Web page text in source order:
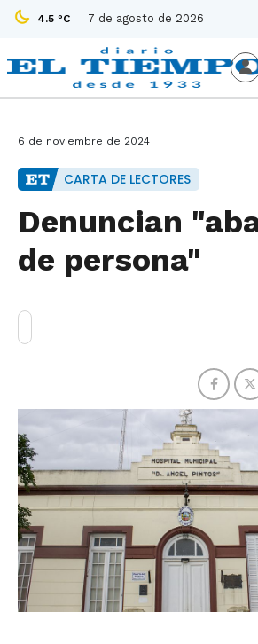
4.5 ºC 7 de agosto de 2026
6 de noviembre de 2024
CARTA DE LECTORES
Denuncian
de persona"